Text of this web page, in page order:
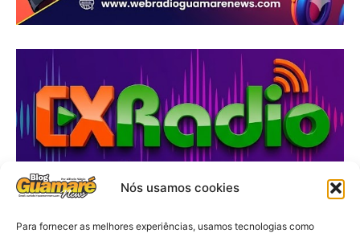
Nós usamos cookies
Para fornecer as melhores experiências, usamos tecnologias como